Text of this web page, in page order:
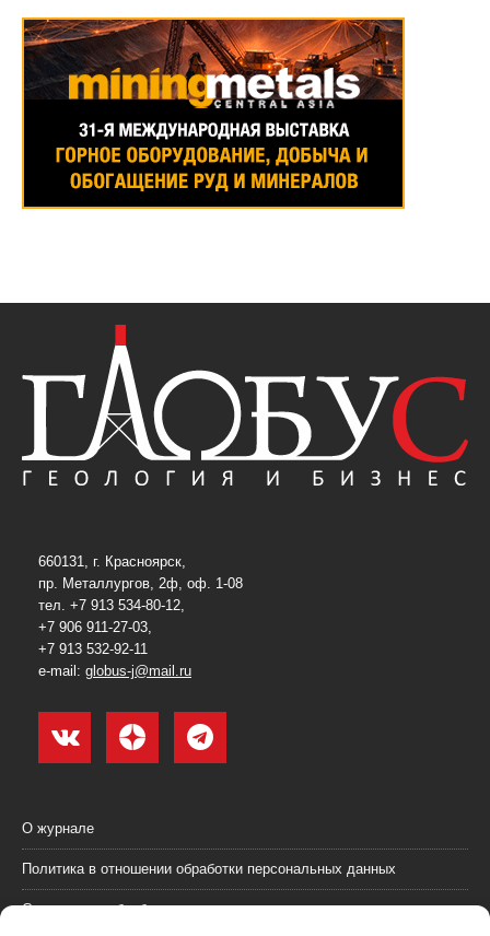
660131, г. Красноярск,
пр. Металлургов, 2ф, оф. 1-08
тел. +7 913 534-80-12,
+7 906 911-27-03,
+7 913 532-92-11
e-mail: globus-j@mail.ru
О журнале
Политика в отношении обработки персональных данных
Согласие на обработку персональных данных